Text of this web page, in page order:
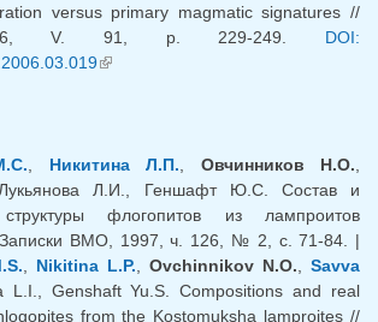
versus primary magmatic signatures //
V. 91, p. 229-249. DOI:
(link is external)
, Никитина Л.П., Овчинников Н.О.,
Л.И., Геншафт Ю.С. Состав и
структуры флогопитов из лампроитов
Записки ВМО, 1997, ч. 126, № 2, с. 71-84. |
, Nikitina L.P., Ovchinnikov N.O., Savva
L.I., Genshaft Yu.S. Compositions and real
from the Kostomuksha lamproites //